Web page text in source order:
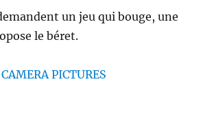
un jeu qui bouge, une
le béret.